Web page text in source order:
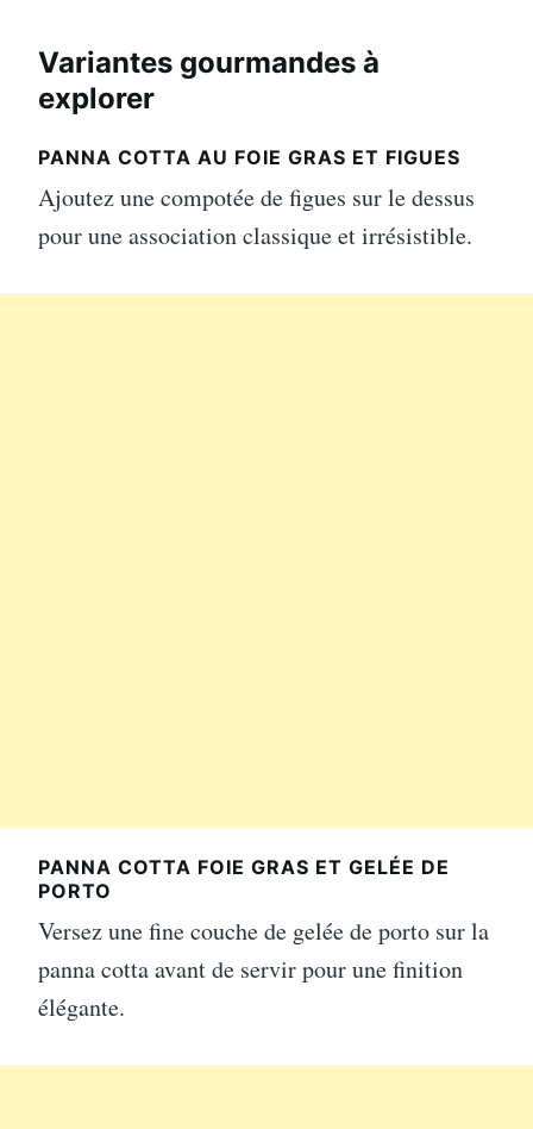
Variantes gourmandes à
explorer
PANNA COTTA AU FOIE GRAS ET FIGUES
Ajoutez une compotée de figues sur le dessus
pour une association classique et irrésistible.
PANNA COTTA FOIE GRAS ET GELÉE DE
PORTO
Versez une fine couche de gelée de porto sur la
panna cotta avant de servir pour une finition
élégante.